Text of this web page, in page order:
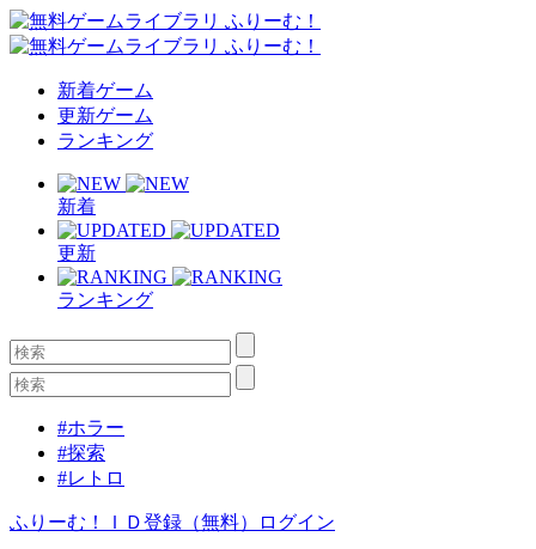
新着ゲーム
更新ゲーム
ランキング
新着
更新
ランキング
#ホラー
#探索
#レトロ
ふりーむ！ＩＤ登録（無料） ログイン